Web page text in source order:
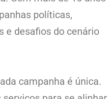
políticas,
e desafios do cenário
campanha é única.